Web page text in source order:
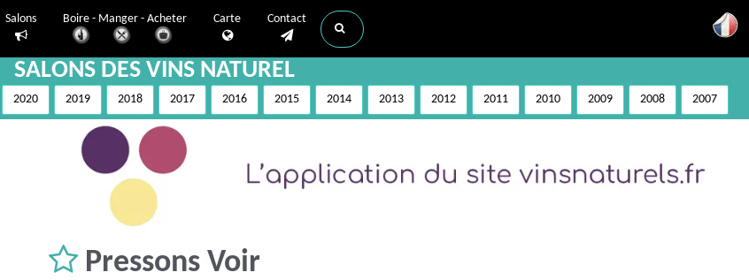
Salons Boire - Manger - Acheter Carte Contact
SALONS DES VINS NATUREL
2020 2019 2018 2017 2016 2015 2014 2013 2012 2011 2010 2009 2008 2007
Pressons Voir